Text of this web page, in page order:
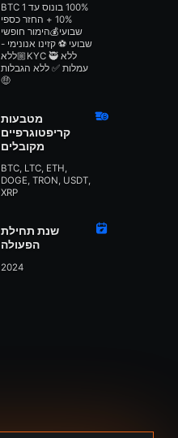
100% בונוס עד 1 BTC
+ 10% החזר כספי
שבועי💰הימור חופשי
שבועי ⚽ קזינו אנונימי -
ללא KYC 🥷🏼ללא
עמלות ✅ ללא הגבלות
🤑
מטבעות
קריפטוגרפיים
מקובלים
BTC, LTC, ETH,
DOGE, TRON, USDT,
XRP
שנת תחילת
הפעולה
2024